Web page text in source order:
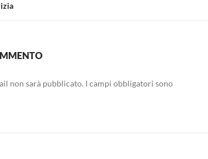
non sarà pubblicato. I campi obbligatori sono